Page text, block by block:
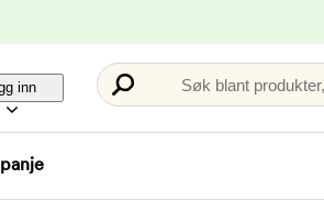
inn Søk blant